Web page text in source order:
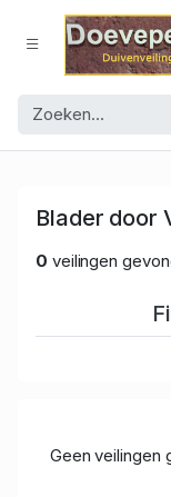
Blader door
0 veilingen
Geen veilingen